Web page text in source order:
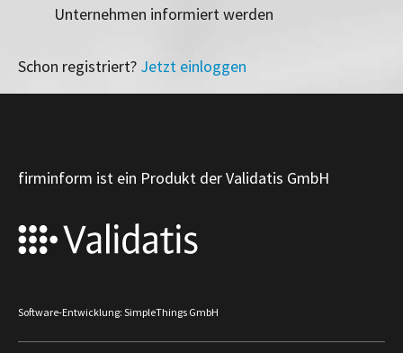
Unternehmen informiert werden
Schon registriert? Jetzt einloggen
firminform ist ein Produkt der Validatis GmbH
Software-Entwicklung: SimpleThings GmbH